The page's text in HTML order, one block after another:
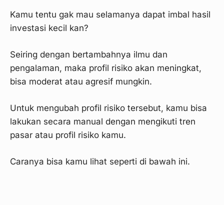
Kamu tentu gak mau selamanya dapat imbal hasil
investasi kecil kan?
Seiring dengan bertambahnya ilmu dan
pengalaman, maka profil risiko akan meningkat,
bisa moderat atau agresif mungkin.
Untuk mengubah profil risiko tersebut, kamu bisa
lakukan secara manual dengan mengikuti tren
pasar atau profil risiko kamu.
Caranya bisa kamu lihat seperti di bawah ini.